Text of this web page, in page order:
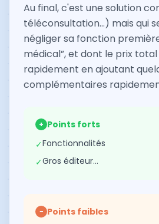
Au final, c'est une solution
téléconsultation...) mais qui
négliger sa fonction
médical”, et dont le prix total
rapidement en ajoutant
complémentaires
+ Points forts
✓Fonctionnalités
✓Gros éditeur…
− Points faibles